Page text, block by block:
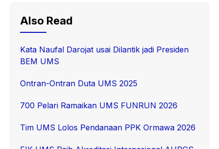
Also Read
Kata Naufal Darojat usai Dilantik jadi Presiden
BEM UMS
Ontran-Ontran Duta UMS 2025
700 Pelari Ramaikan UMS FUNRUN 2026
Tim UMS Lolos Pendanaan PPK Ormawa 2026